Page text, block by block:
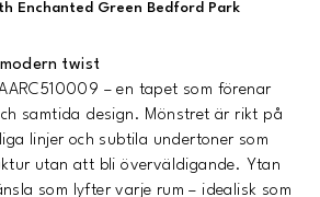
Enchanted Green Bedford Park
modern twist
– en tapet som förenar
samtida design. Mönstret är rikt på
linjer och subtila undertoner som
utan att bli överväldigande. Ytan
som lyfter varje rum – idealisk som